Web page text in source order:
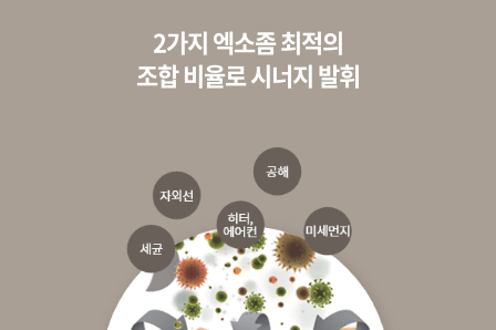
2가지 엑소좀 최적의
조합 비율로 시너지 발휘